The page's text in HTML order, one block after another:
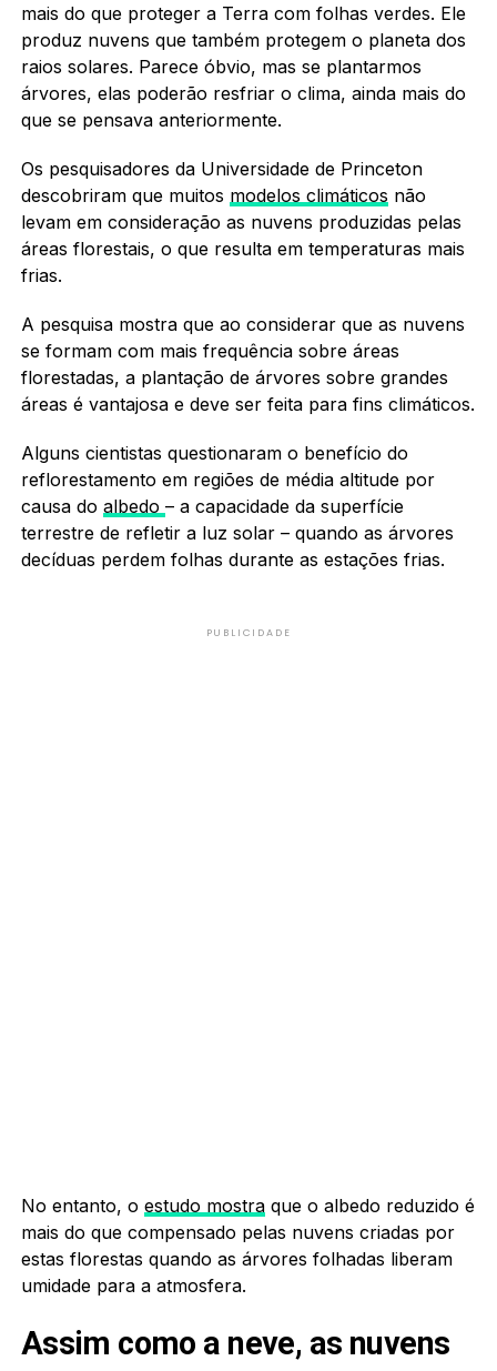
mais do que proteger a Terra com folhas verdes. Ele
produz nuvens que também protegem o planeta dos
raios solares. Parece óbvio, mas se plantarmos
árvores, elas poderão resfriar o clima, ainda mais do
que se pensava anteriormente.
Os pesquisadores da Universidade de Princeton
descobriram que muitos modelos climáticos não
levam em consideração as nuvens produzidas pelas
áreas florestais, o que resulta em temperaturas mais
frias.
A pesquisa mostra que ao considerar que as nuvens
se formam com mais frequência sobre áreas
florestadas, a plantação de árvores sobre grandes
áreas é vantajosa e deve ser feita para fins climáticos.
Alguns cientistas questionaram o benefício do
reflorestamento em regiões de média altitude por
causa do albedo – a capacidade da superfície
terrestre de refletir a luz solar – quando as árvores
decíduas perdem folhas durante as estações frias.
PUBLICIDADE
No entanto, o estudo mostraque o albedo reduzido é
mais do que compensado pelas nuvens criadas por
estas florestas quando as árvores folhadas liberam
umidade para a atmosfera.
Assim como a neve, as nuvens